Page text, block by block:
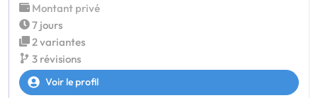
Montant privé
7 jours
2 variantes
3 révisions
Voir le profil